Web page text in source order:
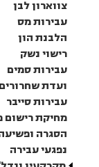
צווארון לבן
עבירות מס
הלבנת הון
רישוי נשק
עבירות סמים
ועדת שחרורים
עבירות סייבר
מחיקת רישום
הסגרה
נפגעי עבירה